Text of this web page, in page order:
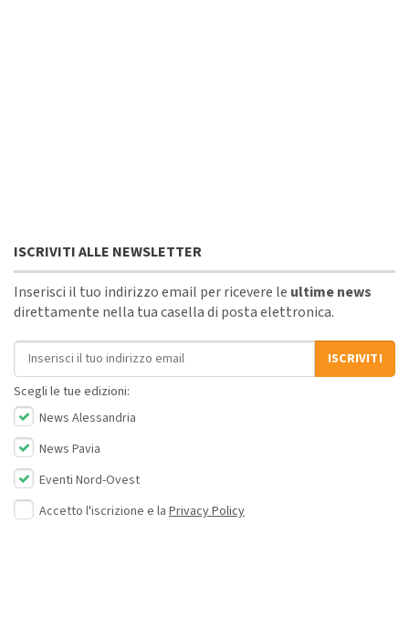
ISCRIVITI ALLE NEWSLETTER
Inserisci il tuo indirizzo email per ricevere le ultime news
direttamente nella tua casella di posta elettronica.
Indirizzo email
ISCRIVITI
Scegli le tue edizioni:
News Alessandria
News Pavia
Eventi Nord-Ovest
Accetto l'iscrizione e la Privacy Policy